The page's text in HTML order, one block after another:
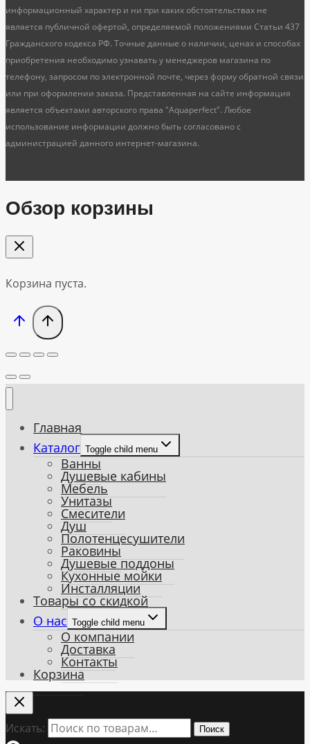
информационный характер и ни при каких обстоятельствах не
является публичной офертой, определяемой положениями Статьи 437
Гражданского кодекса РФ. Точные данные о наличии, ценах и способах
приобретения необходимо узнавать у менеджеров магазина по
телефону, запросом по электронной почте, через форму обратной связи
или при оформлении заказа. Представленная на сайте информация
является объектами авторского права "Aquaperfect". Любое
использование информации должно быть согласовано с
администрацией данного интернет-магазина.
Обзор корзины
Корзина пуста.
Главная
Каталог Toggle child menu
Ванны
Душевые кабины
Мебель
Унитазы
Смесители
Душ
Полотенцесушители
Раковины
Душевые поддоны
Кухонные мойки
Инсталляции
Товары со скидкой
О нас Toggle child menu
О компании
Доставка
Контакты
Корзина
Искать: Поиск